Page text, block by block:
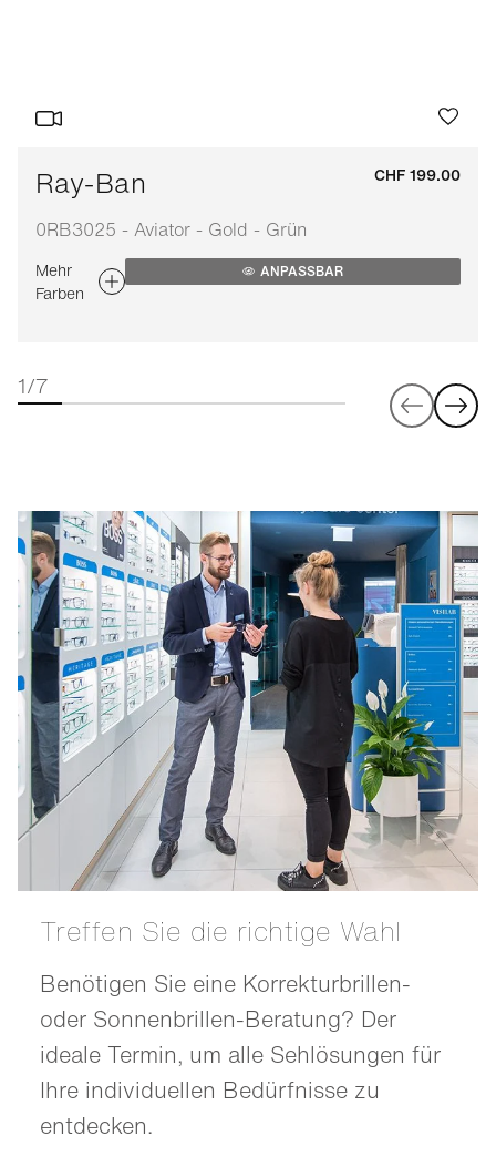
Ray-Ban
0RB3025 - Aviator - Gold - Grün
CHF 199.00
Mehr
Farben
ANPASSBAR
1/7
Treffen Sie die richtige Wahl
Benötigen Sie eine Korrekturbrillen-
oder Sonnenbrillen-Beratung? Der
ideale Termin, um alle Sehlösungen für
Ihre individuellen Bedürfnisse zu
entdecken.